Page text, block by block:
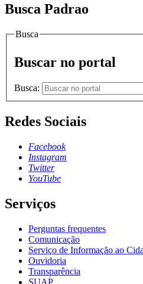
Busca Padrao
Busca
Buscar no portal
Busca:
Redes Sociais
Facebook
Instagram
Twitter
YouTube
Serviços
Perguntas frequentes
Comunicação
Serviço de Informação ao
Ouvidoria
Transparência
SUAP